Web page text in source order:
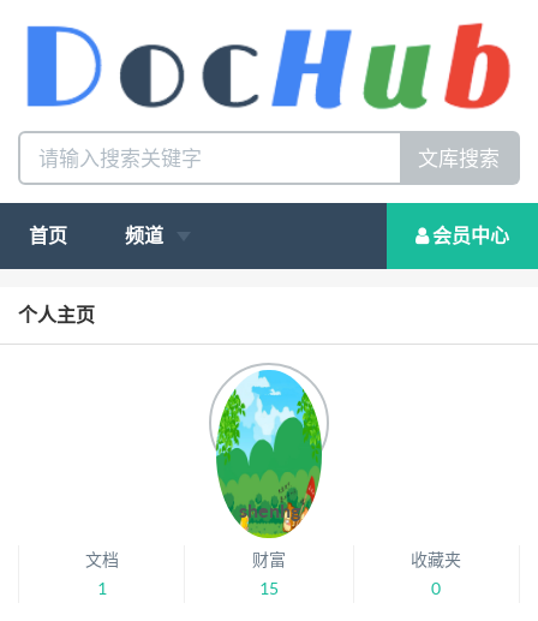
文库搜索
首页 频道 会员中心
个人主页
shenhg
文档
1
财富
15
收藏夹
0